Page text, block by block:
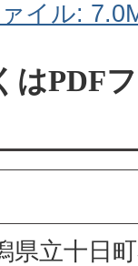
イル:
はPDF
県立十日